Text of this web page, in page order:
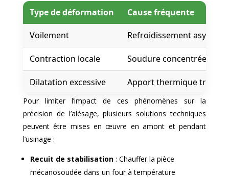
Type de déformation Cause fréquente
Voilement Refroidissement
Contraction locale Soudure concentrée sur
Dilatation excessive Apport thermique trop
Pour limiter l’impact de ces phénomènes sur la
précision de l’alésage, plusieurs solutions techniques
peuvent être mises en œuvre en amont et pendant
l’usinage :
Recuit de stabilisation: Chauffer la pièce
mécanosoudée dans un four à température